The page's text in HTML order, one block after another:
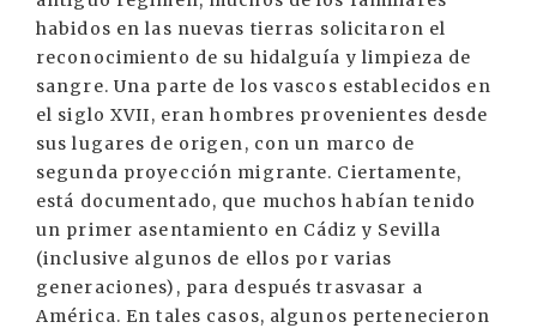
habidos en las nuevas tierras solicitaron el
reconocimiento de su hidalguía y limpieza de
sangre. Una parte de los vascos establecidos en
el siglo XVII, eran hombres provenientes desde
sus lugares de origen, con un marco de
segunda proyección migrante. Ciertamente,
está documentado, que muchos habían tenido
un primer asentamiento en Cádiz y Sevilla
(inclusive algunos de ellos por varias
generaciones), para después trasvasar a
América. En tales casos, algunos pertenecieron